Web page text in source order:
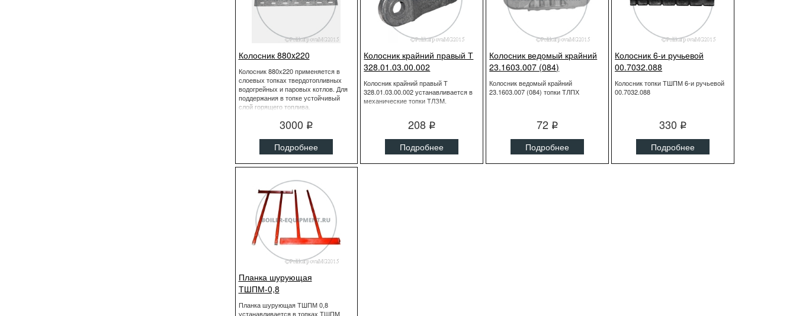
Колосник 880x220
Колосник 880x220 применяется в
слоевых топках твердотопливных
водогрейных и паровых котлов. Для
поддержания в топке устойчивый
слой горящего топлива.
3000 q
Подробнее
Колосник крайний правый Т
328.01.03.00.002
Колосник крайний правый Т
328.01.03.00.002 устанавливается в
механические топки ТЛЗМ.
208 q
Подробнее
Колосник ведомый крайний
23.1603.007 (084)
Колосник ведомый крайний
23.1603.007 (084) топки ТЛПХ
72 q
Подробнее
Колосник 6-и ручьевой
00.7032.088
Колосник топки ТШПМ 6-и ручьевой
00.7032.088
330 q
Подробнее
Планка шурующая
ТШПМ-0,8
Планка шурующая ТШПМ 0,8
устанавливается в топках ТШПМ